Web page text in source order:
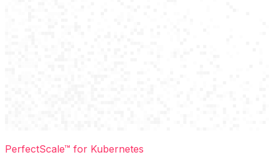
PerfectScale™ for Kubernetes